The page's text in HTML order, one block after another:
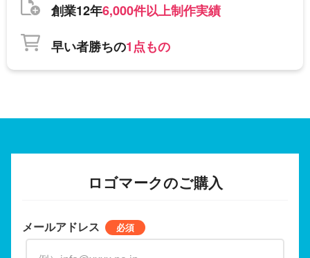
創業12年6,000件以上制作実績
早い者勝ちの1点もの
ロゴマークのご購入
メールアドレス